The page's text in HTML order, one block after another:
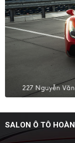
SALON Ô TÔ